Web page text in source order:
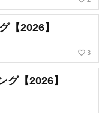
【2026】
favorite_border 3
【2026】